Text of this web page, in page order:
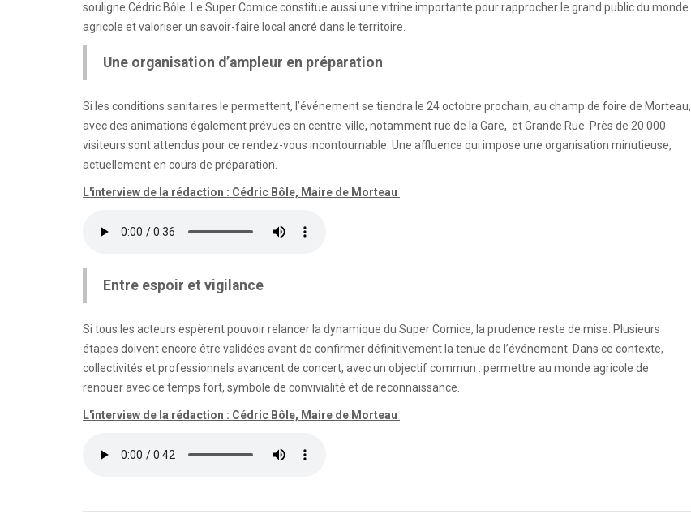
souligne Cédric Bôle. Le Super Comice constitue aussi une vitrine importante pour rapprocher le grand public du monde
agricole et valoriser un savoir-faire local ancré dans le territoire.
Une organisation d’ampleur en préparation
Si les conditions sanitaires le permettent, l’événement se tiendra le 24 octobre prochain, au champ de foire de Morteau,
avec des animations également prévues en centre-ville, notamment rue de la Gare, et Grande Rue. Près de 20 000
visiteurs sont attendus pour ce rendez-vous incontournable. Une affluence qui impose une organisation minutieuse,
actuellement en cours de préparation.
L'interview de la rédaction : Cédric Bôle, Maire de Morteau
Entre espoir et vigilance
Si tous les acteurs espèrent pouvoir relancer la dynamique du Super Comice, la prudence reste de mise. Plusieurs
étapes doivent encore être validées avant de confirmer définitivement la tenue de l’événement. Dans ce contexte,
collectivités et professionnels avancent de concert, avec un objectif commun : permettre au monde agricole de
renouer avec ce temps fort, symbole de convivialité et de reconnaissance.
L'interview de la rédaction : Cédric Bôle, Maire de Morteau